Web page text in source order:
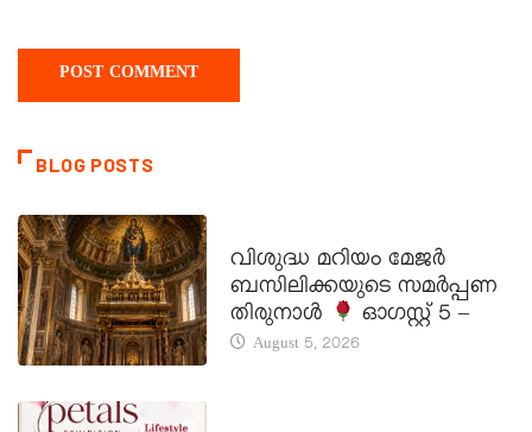
BLOG POSTS
വിശുദ്ധ മറിയം മേജർ
ബസിലിക്കയുടെ സമർപ്പണ
തിരുനാൾ
ഓഗസ്റ്റ് 5 –
August 5, 2026